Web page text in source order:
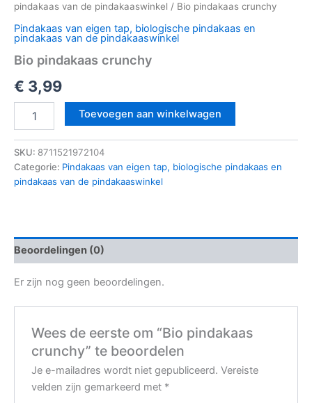
pindakaas van de pindakaaswinkel / Bio pindakaas crunchy
Pindakaas van eigen tap, biologische pindakaas en
pindakaas van de pindakaaswinkel
Bio pindakaas crunchy
€ 3,99
Toevoegen aan winkelwagen
SKU: 8711521972104
Categorie: Pindakaas van eigen tap, biologische pindakaas en
pindakaas van de pindakaaswinkel
Beoordelingen (0)
Er zijn nog geen beoordelingen.
Wees de eerste om “Bio pindakaas
crunchy” te beoordelen
Je e-mailadres wordt niet gepubliceerd. Vereiste
velden zijn gemarkeerd met *